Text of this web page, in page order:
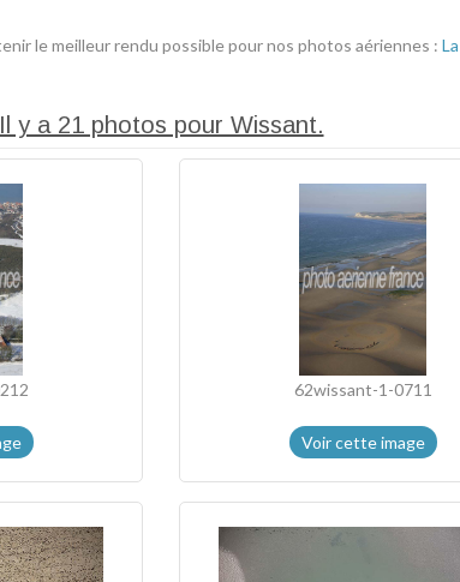
le meilleur rendu possible pour nos photos aériennes :
Il y a 21 photos pour Wissant.
62wissant-1-0711
Voir cette image